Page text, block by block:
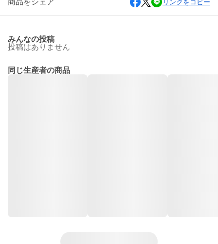
商品をシェア リンクをコピー
みんなの投稿
投稿はありません
同じ生産者の商品